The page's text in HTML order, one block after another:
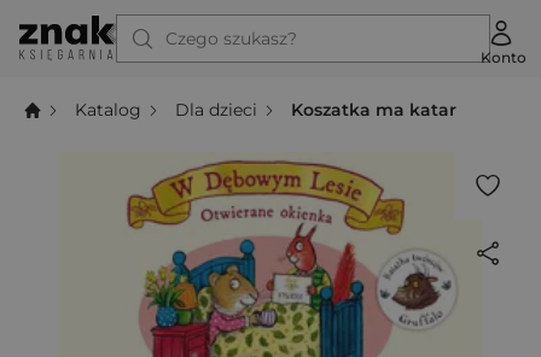
Czego szukasz?
Konto
Katalog Dla dzieci Koszatka ma katar